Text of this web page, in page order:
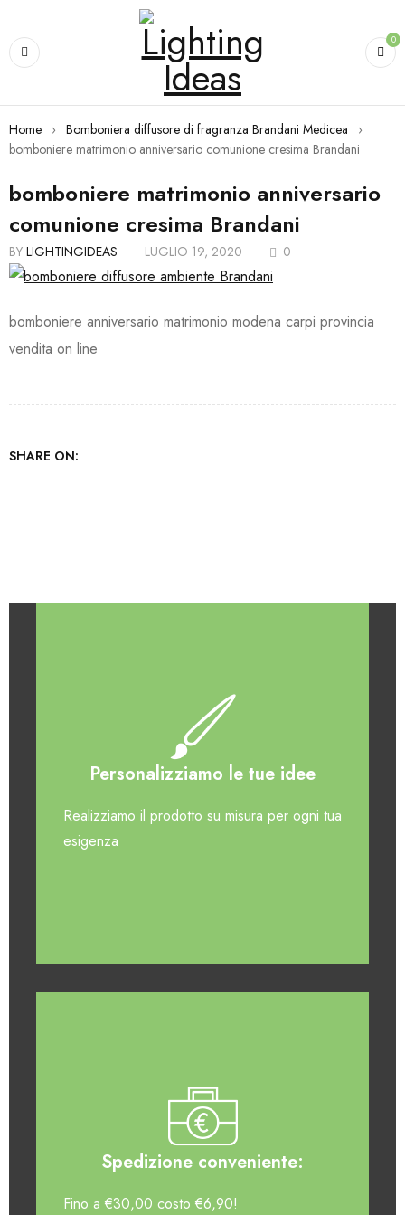
0
Home › Bomboniera diffusore di fragranza Brandani Medicea
›
bomboniere matrimonio anniversario comunione cresima Brandani
bomboniere matrimonio anniversario
comunione cresima Brandani
BY LIGHTINGIDEAS LUGLIO 19, 2020 0
bomboniere anniversario matrimonio modena carpi provincia
vendita on line
SHARE ON:
Personalizziamo le tue idee
Realizziamo il prodotto su misura per ogni tua
esigenza
Spedizione conveniente:
Fino a €30,00 costo €6,90!